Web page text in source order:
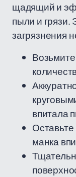
щадящий и
пыли и грязи.
загрязнения
впитала
манка